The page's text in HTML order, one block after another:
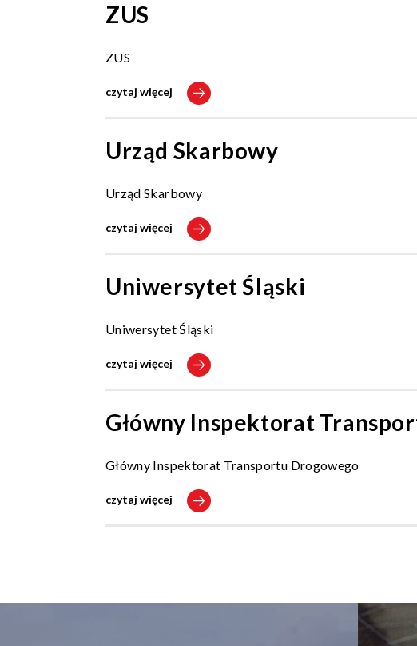
ZUS
ZUS
czytaj więcej
Urząd Skarbowy
Urząd Skarbowy
czytaj więcej
Uniwersytet Śląski
Uniwersytet Śląski
czytaj więcej
Główny Inspektorat
Główny Inspektorat Transportu Drogowego
czytaj więcej